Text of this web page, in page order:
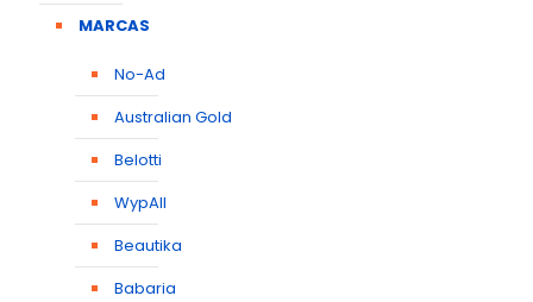
MARCAS
No-Ad
Australian Gold
Belotti
WypAll
Beautika
Babaria